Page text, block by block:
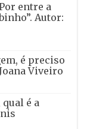
entre a
Autor:
é preciso
Viveiro
é a